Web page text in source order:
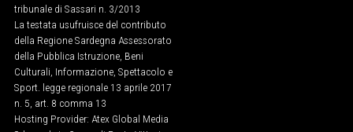
tribunale di Sassari n. 3/2013
La testata usufruisce del contributo
della Regione Sardegna Assessorato
della Pubblica Istruzione, Beni
Culturali, Informazione, Spettacolo e
Sport. legge regionale 13 aprile 2017
n. 5, art. 8 comma 13
Hosting Provider: Atex Global Media